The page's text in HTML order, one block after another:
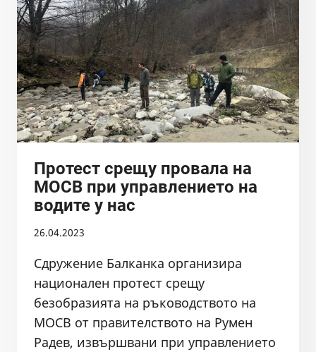
ОТ
СТРАНА
НА
ИНСПЕКТОРАТА
НА
МОСВ
ОТНОСНО
ДОКАЗАНА
НЕКОМПЕТЕНТОСТ
„КОМПЕТЕНТНИЯ“
ДИРЕКТОР
НА
Протест срещу провала на
МОСВ при управлението на
водите у нас
26.04.2023
Сдружение Балканка организира
национален протест срещу
безобразията на ръководството на
МОСВ от правителството на Румен
Радев, извършвани при управлението